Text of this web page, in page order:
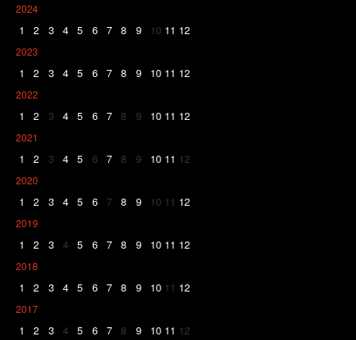
2024
1 2 3 4 5 6 7 8 9 10 11 12
2023
1 2 3 4 5 6 7 8 9 10 11 12
2022
1 2 3 4 5 6 7 8 9 10 11 12
2021
1 2 3 4 5 6 7 8 9 10 11 12
2020
1 2 3 4 5 6 7 8 9 10 11 12
2019
1 2 3 4 5 6 7 8 9 10 11 12
2018
1 2 3 4 5 6 7 8 9 10 11 12
2017
1 2 3 4 5 6 7 8 9 10 11 12